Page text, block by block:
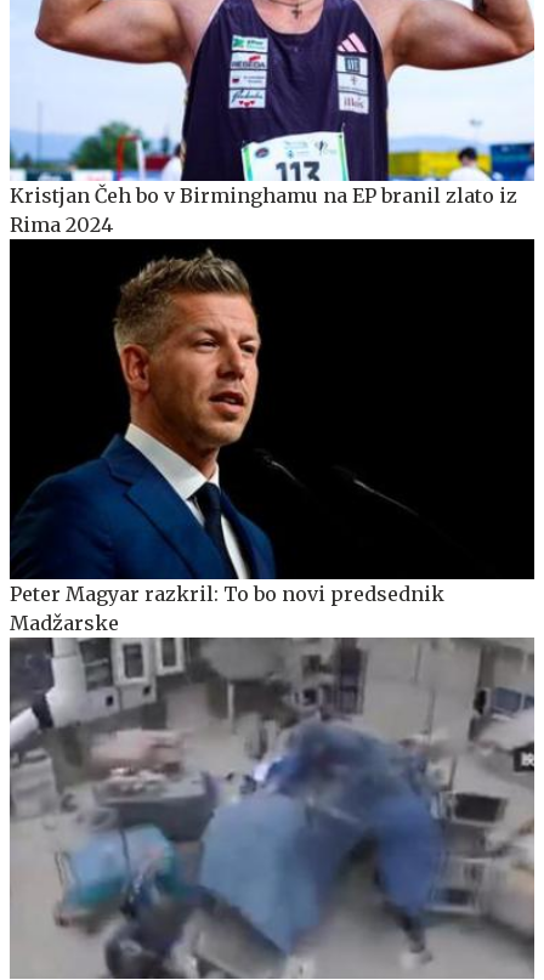
Kristjan Čeh bo v Birminghamu na EP branil zlato iz
Rima 2024
Peter Magyar razkril: To bo novi predsednik
Madžarske